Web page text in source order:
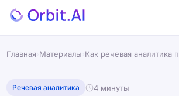
Главная Материалы Как речевая аналитика
Речевая аналитика 4 минуты